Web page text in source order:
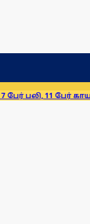
பேர் காயம்!